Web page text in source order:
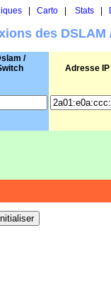
| Carto| Stats|
des DSLAM
/
Adresse IP